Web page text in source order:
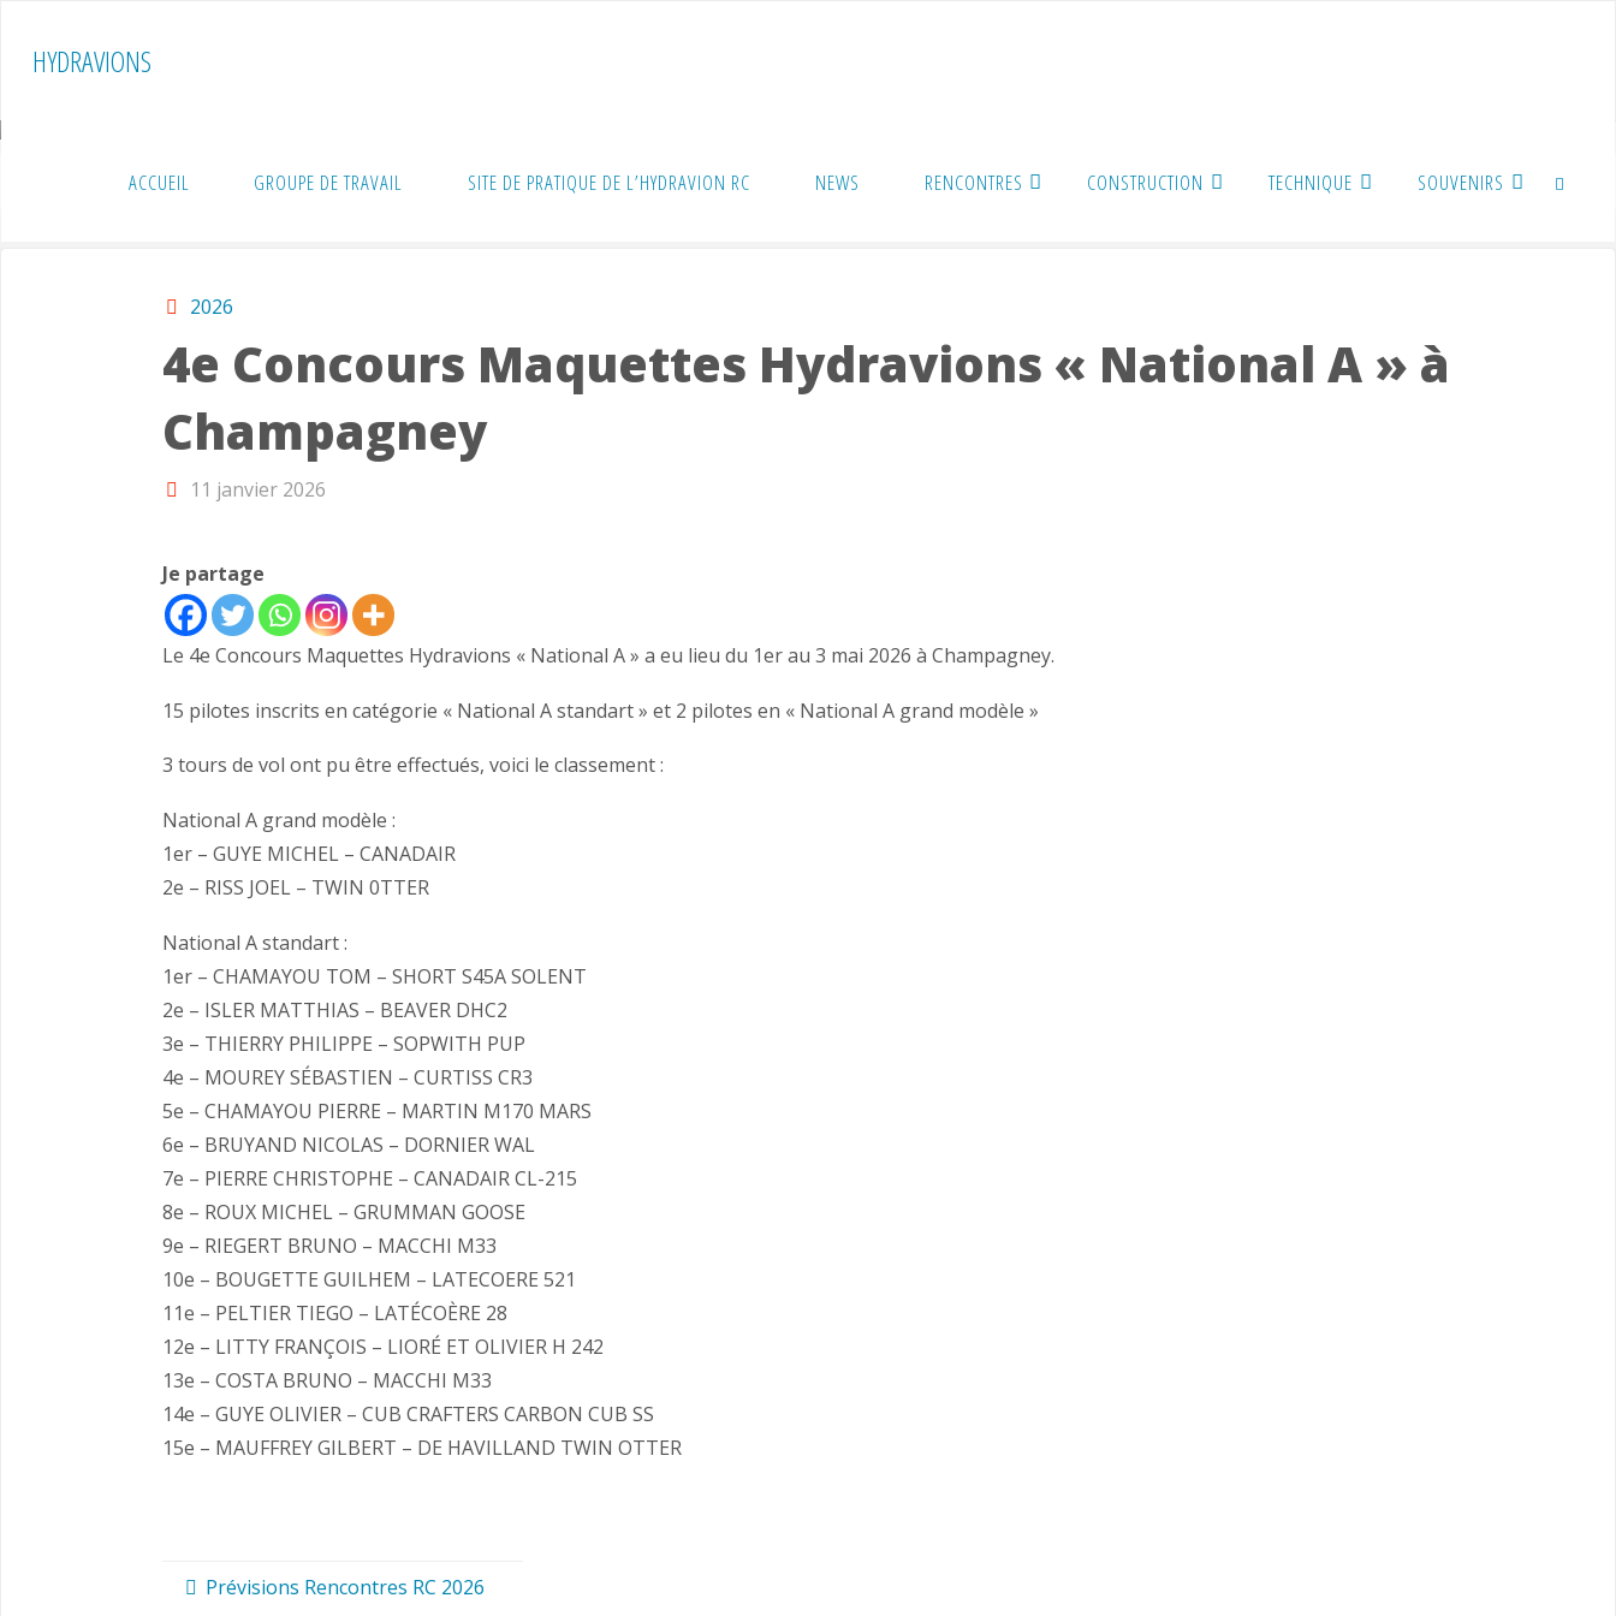
HYDRAVIONS
ACCUEIL GROUPE DE TRAVAIL SITE DE PRATIQUE DE L’HYDRAVION RC NEWS RENCONTRES CONSTRUCTION TECHNIQUE SOUVENIRS
Home Rencontres 2026 4e Concours Maquettes Hydravions « National A » à Champagney
2026
4e Concours Maquettes Hydravions « National A » à
Champagney
11 janvier 2026
Je partage
Le 4e Concours Maquettes Hydravions « National A » a eu lieu du 1er au 3 mai 2026 à Champagney.
15 pilotes inscrits en catégorie « National A standart » et 2 pilotes en « National A grand modèle »
3 tours de vol ont pu être effectués, voici le classement :
National A grand modèle :
1er – GUYE MICHEL – CANADAIR
2e – RISS JOEL – TWIN 0TTER
National A standart :
1er – CHAMAYOU TOM – SHORT S45A SOLENT
2e – ISLER MATTHIAS – BEAVER DHC2
3e – THIERRY PHILIPPE – SOPWITH PUP
4e – MOUREY SÉBASTIEN – CURTISS CR3
5e – CHAMAYOU PIERRE – MARTIN M170 MARS
6e – BRUYAND NICOLAS – DORNIER WAL
7e – PIERRE CHRISTOPHE – CANADAIR CL-215
8e – ROUX MICHEL – GRUMMAN GOOSE
9e – RIEGERT BRUNO – MACCHI M33
10e – BOUGETTE GUILHEM – LATECOERE 521
11e – PELTIER TIEGO – LATÉCOÈRE 28
12e – LITTY FRANÇOIS – LIORÉ ET OLIVIER H 242
13e – COSTA BRUNO – MACCHI M33
14e – GUYE OLIVIER – CUB CRAFTERS CARBON CUB SS
15e – MAUFFREY GILBERT – DE HAVILLAND TWIN OTTER
Prévisions Rencontres RC 2026